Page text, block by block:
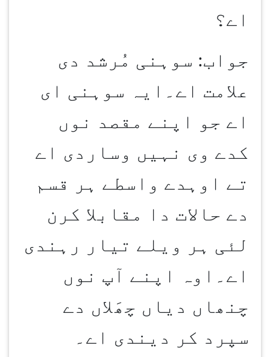
اے؟
جواب: سوہنی مُرشد دی
علامت اے۔ایہ سوہنی ای
اے جو اپنے مقصد نوں
کدے وی نہیں وساردی اے
تے اوہدے واسطے ہر قسم
دے حالات دا مقابلا کرن
لئی ہر ویلے تیار رہندی
اے۔اوہ اپنے آپ نوں
چنھاں دیاں چھَلاں دے
سپرد کر دیندی اے۔